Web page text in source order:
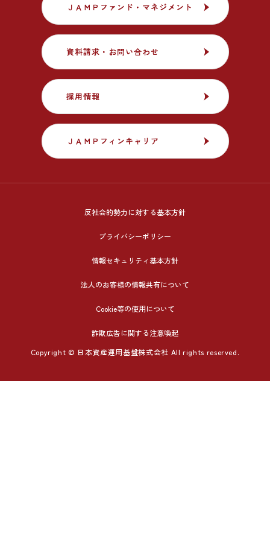
ＪＡＭＰファンド・マネジメント
ＪＡＭＰファンド・マネジメント
資料請求・お問い合わせ
資料請求・お問い合わせ
採用情報
採用情報
ＪＡＭＰフィンキャリア
ＪＡＭＰフィンキャリア
反社会的勢力に対する基本方針
プライバシーポリシー
情報セキュリティ基本方針
法人のお客様の情報共有について
Cookie等の使用について
詐欺広告に関する注意喚起
Copyright © 日本資産運用基盤株式会社 All rights reserved.